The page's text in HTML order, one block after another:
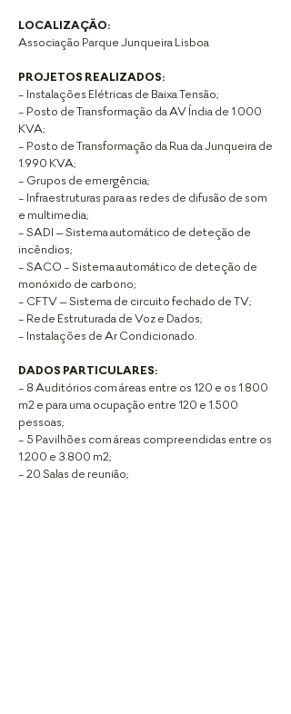
LOCALIZAÇÃO:
Associação Parque Junqueira Lisboa
PROJETOS REALIZADOS:
- Instalações Elétricas de Baixa Tensão;
- Posto de Transformação da AV Índia de 1.000
KVA;
- Posto de Transformação da Rua da Junqueira de
1.990 KVA;
- Grupos de emergência;
- Infraestruturas para as redes de difusão de som
e multimedia;
- SADI – Sistema automático de deteção de
incêndios;
- SACO - Sistema automático de deteção de
monóxido de carbono;
- CFTV – Sistema de circuito fechado de TV;
- Rede Estruturada de Voz e Dados;
- Instalações de Ar Condicionado.
DADOS PARTICULARES:
- 8 Auditórios com áreas entre os 120 e os 1.800
m2 e para uma ocupação entre 120 e 1.500
pessoas;
- 5 Pavilhões com áreas compreendidas entre os
1.200 e 3.800 m2;
- 20 Salas de reunião;